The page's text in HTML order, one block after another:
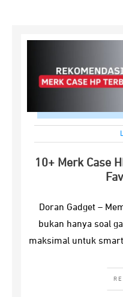
10+ Merk Case
Doran Gadget –
bukan hanya soal
maksimal untuk